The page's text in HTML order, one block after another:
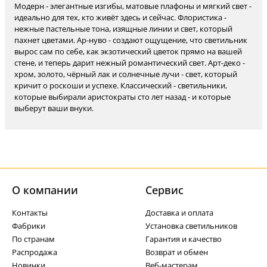
Модерн - элегантные изгибы, матовые плафоны и мягкий свет -
идеально для тех, кто живёт здесь и сейчас. Флористика -
нежные пастельные тона, изящные линии и свет, который
пахнет цветами. Ар-нуво - создают ощущение, что светильник
вырос сам по себе, как экзотический цветок прямо на вашей
стене, и теперь дарит нежный романтический свет. Арт-деко -
хром, золото, чёрный лак и солнечные лучи - свет, который
кричит о роскоши и успехе. Классический - светильники,
которые выбирали аристократы сто лет назад - и которые
выберут ваши внуки.
О компании
Контакты
Фабрики
По странам
Распродажа
Cервис
Доставка и оплата
Установка светильников
Гарантия и качество
Возврат и обмен